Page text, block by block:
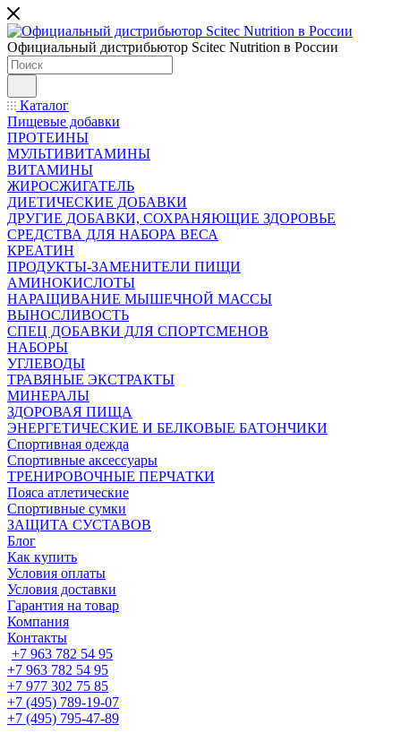
Официальный дистрибьютор Scitec Nutrition в России
Каталог
Пищевые добавки
ПРОТЕИНЫ
МУЛЬТИВИТАМИНЫ
ВИТАМИНЫ
ЖИРОСЖИГАТЕЛЬ
ДИЕТИЧЕСКИЕ ДОБАВКИ
ДРУГИЕ ДОБАВКИ, СОХРАНЯЮЩИЕ ЗДОРОВЬЕ
СРЕДСТВА ДЛЯ НАБОРА ВЕСА
КРЕАТИН
ПРОДУКТЫ-ЗАМЕНИТЕЛИ ПИЩИ
АМИНОКИСЛОТЫ
НАРАЩИВАНИЕ МЫШЕЧНОЙ МАССЫ
ВЫНОСЛИВОСТЬ
СПЕЦ ДОБАВКИ ДЛЯ СПОРТСМЕНОВ
НАБОРЫ
УГЛЕВОДЫ
ТРАВЯНЫЕ ЭКСТРАКТЫ
МИНЕРАЛЫ
ЗДОРОВАЯ ПИЩА
ЭНЕРГЕТИЧЕСКИЕ И БЕЛКОВЫЕ БАТОНЧИКИ
Спортивная одежда
Спортивные аксессуары
ТРЕНИРОВОЧНЫЕ ПЕРЧАТКИ
Пояса атлетические
Спортивные сумки
ЗАЩИТА СУСТАВОВ
Блог
Как купить
Условия оплаты
Условия доставки
Гарантия на товар
Компания
Контакты
+7 963 782 54 95
+7 963 782 54 95
+7 977 302 75 85
+7 (495) 789-19-07
+7 (495) 795-47-89